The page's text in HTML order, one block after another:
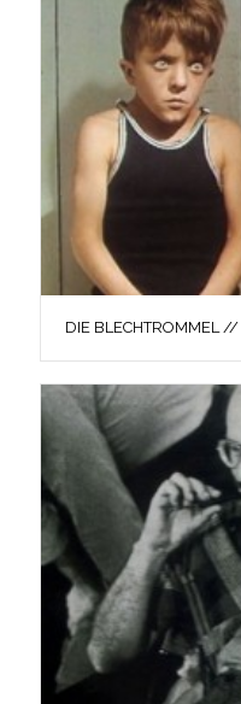
DIE BLECHTROMMEL